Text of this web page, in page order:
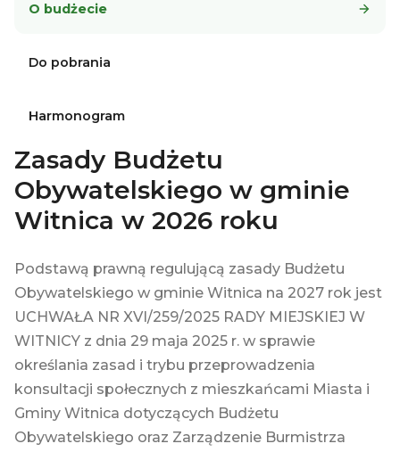
O budżecie
Do pobrania
Harmonogram
Zasady Budżetu
Obywatelskiego w gminie
Witnica w 2026 roku
Podstawą prawną regulującą zasady Budżetu
Obywatelskiego w gminie Witnica na 2027 rok jest
UCHWAŁA NR XVI/259/2025 RADY MIEJSKIEJ W
WITNICY z dnia 29 maja 2025 r. w sprawie
określania zasad i trybu przeprowadzenia
konsultacji społecznych z mieszkańcami Miasta i
Gminy Witnica dotyczących Budżetu
Obywatelskiego oraz Zarządzenie Burmistrza